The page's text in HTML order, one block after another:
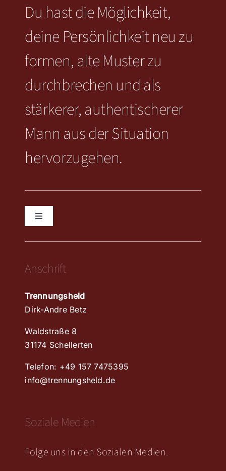
Du hast die Möglichkeit,
deine Persönlichkeit neu zu
formen, alte Muster zu
durchbrechen und als
stärkerer, authentischerer
Mann aus der Situation
hervorzugehen.
Toggle
KONTAKT
IMPRESSUM
DATENSCHUTZERKLÄRUNG
RICHTLINIE FÜR RÜCKERSTATTUNG UND RÜCKGABEN
Anschrift
Trennungsheld
Dirk-Andre Betz
Waldstraße 8
31174 Schellerten
Telefon: +49 157 7475395
info@trennungsheld.de
Soziale Medien
Folge uns in den Sozialen Medien.